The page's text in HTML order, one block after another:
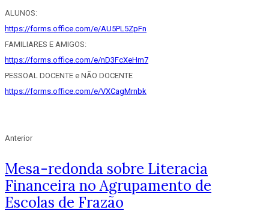
ALUNOS:
https://forms.office.com/e/AU5PL5ZpFn
FAMILIARES E AMIGOS:
https://forms.office.com/e/nD3FcXeHm7
PESSOAL DOCENTE e NÃO DOCENTE
https://forms.office.com/e/VXCagMrnbk
Anterior
Mesa-redonda sobre Literacia
Financeira no Agrupamento de
Escolas de Frazão